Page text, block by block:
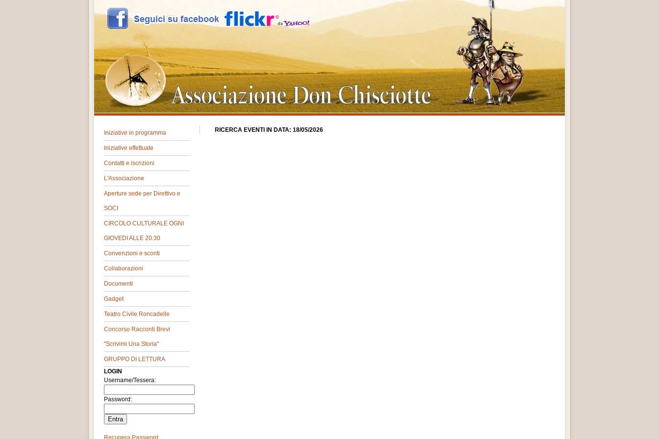
Iniziative in programma
Iniziative effettuate
Contatti e iscrizioni
L'Associazione
Aperture sede per Direttivo e
SOCI
CIRCOLO CULTURALE OGNI
GIOVEDI ALLE 20:30
Convenzioni e sconti
Collaborazioni
Documenti
Gadget
Teatro Civile Roncadelle
Concorso Racconti Brevi
"Scrivimi Una Storia"
GRUPPO DI LETTURA
LOGIN
Username/Tessera:
Password:
Recupera Password
RICERCA EVENTI IN DATA: 18/05/2026